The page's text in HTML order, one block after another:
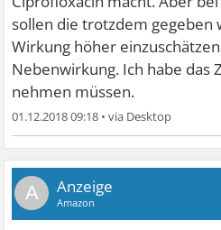
sollen die trotzdem gegeben
Wirkung höher
Nebenwirkung. Ich habe das
nehmen müssen.
01.12.2018 09:18 •
A